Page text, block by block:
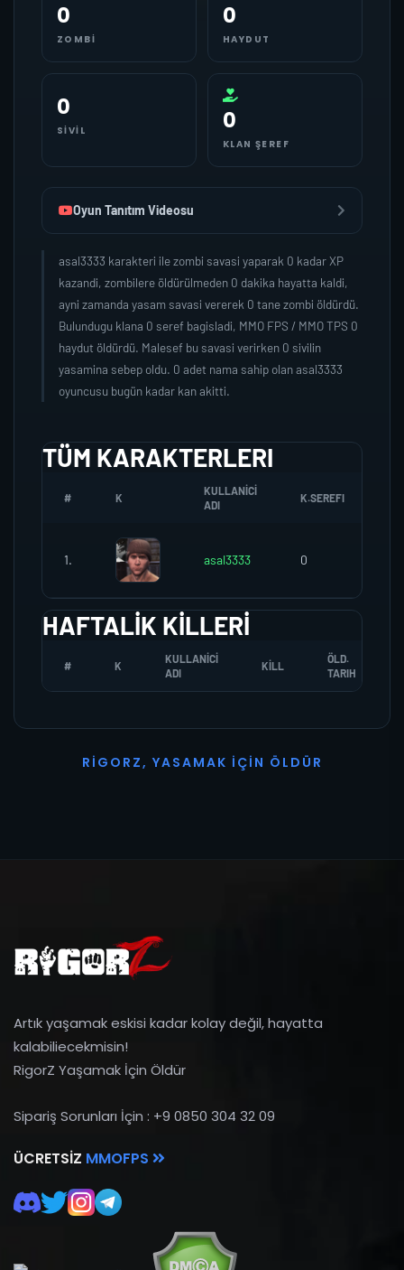
0
ZOMBI
0
HAYDUT
0
SIVIL 0
KLAN ŞEREF
Oyun Tanıtım Videosu
asal3333 karakteri ile zombi savasi yaparak 0 kadar XP
kazandi, zombilere öldürülmeden 0 dakika hayatta kaldi,
ayni zamanda yasam savasi vererek 0 tane zombi öldürdü.
Bulundugu klana 0 seref bagisladi, MMO FPS / MMO TPS 0
haydut öldürdü. Malesef bu savasi verirken 0 sivilin
yasamina sebep oldu. 0 adet nama sahip olan asal3333
oyuncusu bugün kadar kan akitti.
TÜM KARAKTERLERI
# K
KULLANICI
ADI
K.SEREFI
1. asal3333 0
HAFTALIK KILLERI
# K
KULLANICI
ADI
KILL
ÖLD.
TARIH
R I G O R Z, YASAMAK İ ÇI N Ö L D Ü R
Artık yaşamak eskisi kadar kolay değil, hayatta
kalabiliecekmisin!
RigorZ Yaşamak İçin Öldür
Sipariş Sorunları İçin : +9 0850 304 32 09
ÜCRETSIZ MMOFPS